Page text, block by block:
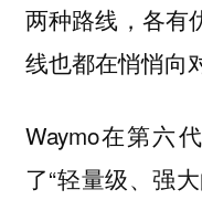
两种路线，各有
线也都在悄悄向
Waymo在第六
了“轻量级、强